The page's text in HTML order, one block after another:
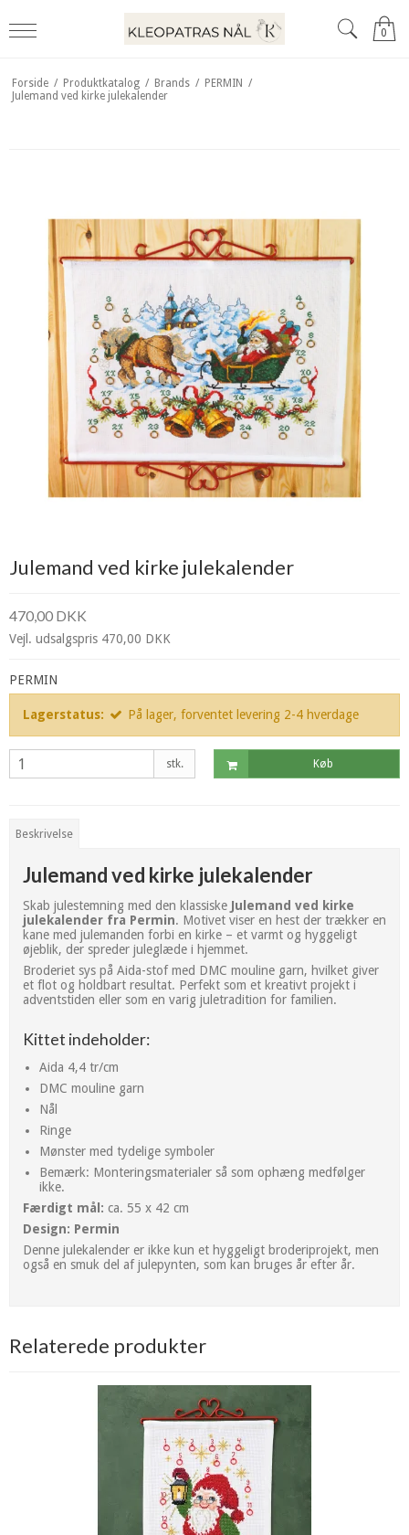
0
Forside / Produktkatalog / Brands / PERMIN /
Julemand ved kirke julekalender
Julemand ved kirke julekalender
470,00 DKK
Vejl. udsalgspris 470,00 DKK
PERMIN
Lagerstatus: På lager, forventet levering 2-4 hverdage
stk. Køb
Beskrivelse
Julemand ved kirke julekalender
Skab julestemning med den klassiske Julemand ved kirke
julekalender fra Permin. Motivet viser en hest der trækker en
kane med julemanden forbi en kirke – et varmt og hyggeligt
øjeblik, der spreder juleglæde i hjemmet.
Broderiet sys på Aida-stof med DMC mouline garn, hvilket giver
et flot og holdbart resultat. Perfekt som et kreativt projekt i
adventstiden eller som en varig juletradition for familien.
Kittet indeholder:
Aida 4,4 tr/cm
DMC mouline garn
Nål
Ringe
Mønster med tydelige symboler
Bemærk: Monteringsmaterialer så som ophæng medfølger
ikke.
Færdigt mål: ca. 55 x 42 cm
Design: Permin
Denne julekalender er ikke kun et hyggeligt broderiprojekt, men
også en smuk del af julepynten, som kan bruges år efter år.
Relaterede produkter